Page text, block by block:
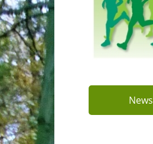
News